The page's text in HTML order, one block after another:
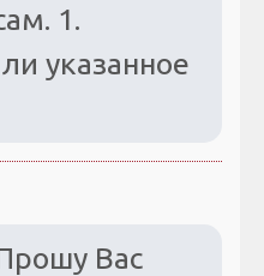
1.
указанное
Вас